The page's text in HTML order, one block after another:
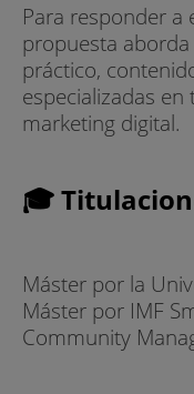
Para responder a
propuesta
práctico,
especializadas
marketing digital.
🎓
Máster por la
Máster por IMF
Community